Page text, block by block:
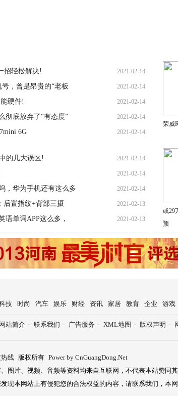
招轻松解决! 2021-02-14
，曾是昂贵的“老板 2021-02-14
硬件! 2021-02-14
彻底放弃了“有态度” 2021-02-14
6G 2021-02-14
的几大误区! 2021-02-14
2021-02-14
，华为手机还有这么多 2021-02-14
后置指纹+背部三摄 2021-02-13
语单词APP这么多， 2021-02-13
荣威
或29
预
技 时尚 汽车 娱乐 财经 资讯 家居 教育 企业 游戏
网站简介 - 联系我们 - 广告服务 - XML地图 - 版权声明 -
线 版权所有 Power by CnGuangDong.Net
图片、视频、音频等资料均来自互联网，不代表本站赞
现本网站上有侵犯您的合法权益的内容，请联系我们，本